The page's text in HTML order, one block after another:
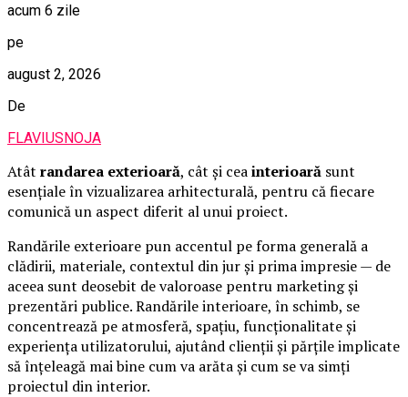
acum 6 zile
pe
august 2, 2026
De
FLAVIUSNOJA
Atât randarea exterioară, cât și ceainterioară sunt
esențiale în vizualizarea arhitecturală, pentru că fiecare
comunică un aspect diferit al unui proiect.
Randările exterioare pun accentul pe forma generală a
clădirii, materiale, contextul din jur și prima impresie — de
aceea sunt deosebit de valoroase pentru marketing și
prezentări publice. Randările interioare, în schimb, se
concentrează pe atmosferă, spațiu, funcționalitate și
experiența utilizatorului, ajutând clienții și părțile implicate
să înțeleagă mai bine cum va arăta și cum se va simți
proiectul din interior.